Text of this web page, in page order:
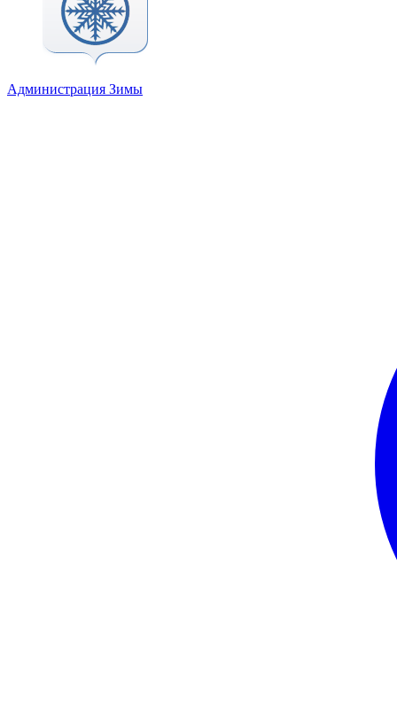
Администрация Зимы